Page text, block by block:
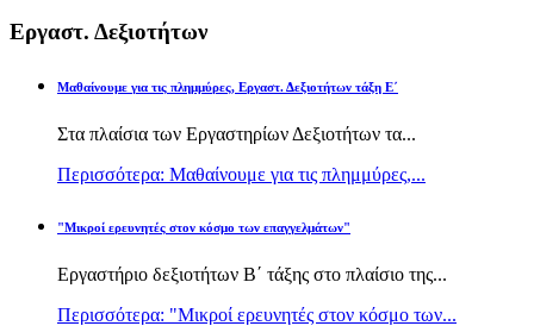
Εργαστ. Δεξιοτήτων
Μαθαίνουμε για τις πλημμύρες, Εργαστ. Δεξιοτήτων τάξη Ε΄
Στα πλαίσια των Εργαστηρίων Δεξιοτήτων τα...
Περισσότερα: Μαθαίνουμε για τις πλημμύρες,...
"Μικροί ερευνητές στον κόσμο των επαγγελμάτων"
Εργαστήριο δεξιοτήτων Β΄ τάξης στο πλαίσιο της...
Περισσότερα: "Μικροί ερευνητές στον κόσμο των...